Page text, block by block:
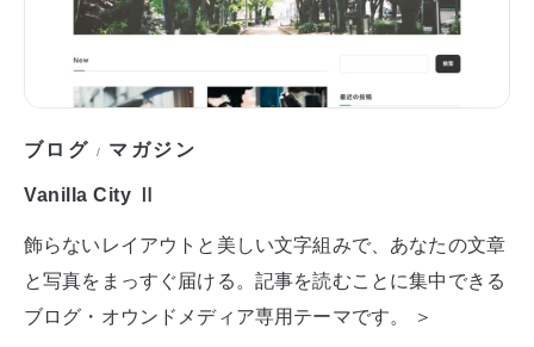
ブログ / マガジン
Vanilla City Ⅱ
飾らないレイアウトと美しい文字組みで、あなたの文章
と写真をまっすぐ届ける。記事を読むことに集中できる
ブログ・オウンドメディア専用テーマです。 ＞